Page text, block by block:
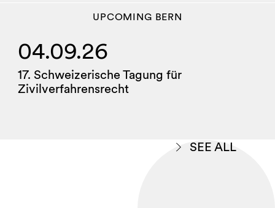
UPCOMING BERN
04.09.26
17. Schweizerische Tagung für
Zivilverfahrensrecht
SEE ALL